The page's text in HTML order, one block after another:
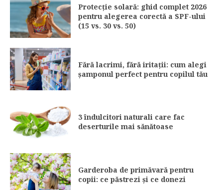
Protecție solară: ghid complet 2026
pentru alegerea corectă a SPF-ului
(15 vs. 30 vs. 50)
Fără lacrimi, fără iritații: cum alegi
șamponul perfect pentru copilul tău
3 îndulcitori naturali care fac
deserturile mai sănătoase
Garderoba de primăvară pentru
copii: ce păstrezi și ce donezi